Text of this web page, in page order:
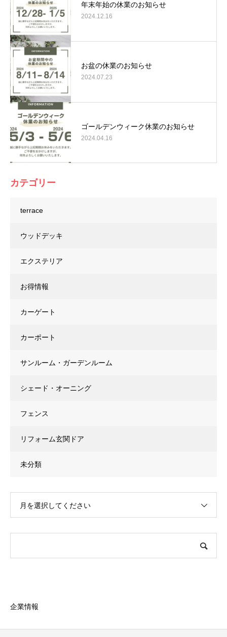
年末年始の休業のお知らせ
2024.12.16
お盆の休業のお知らせ
2024.07.23
ゴールデンウィーク休業のお知らせ
2024.04.16
カテゴリー
terrace
ウッドデッキ
エクステリア
お得情報
カーゲート
カーポート
サンルーム・ガーデンルーム
シェード・オーニング
フェンス
リフォーム玄関ドア
未分類
月を選択してください
企業情報